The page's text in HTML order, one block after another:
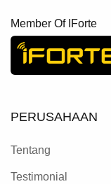
Member Of IForte
PERUSAHAAN
Tentang
Testimonial